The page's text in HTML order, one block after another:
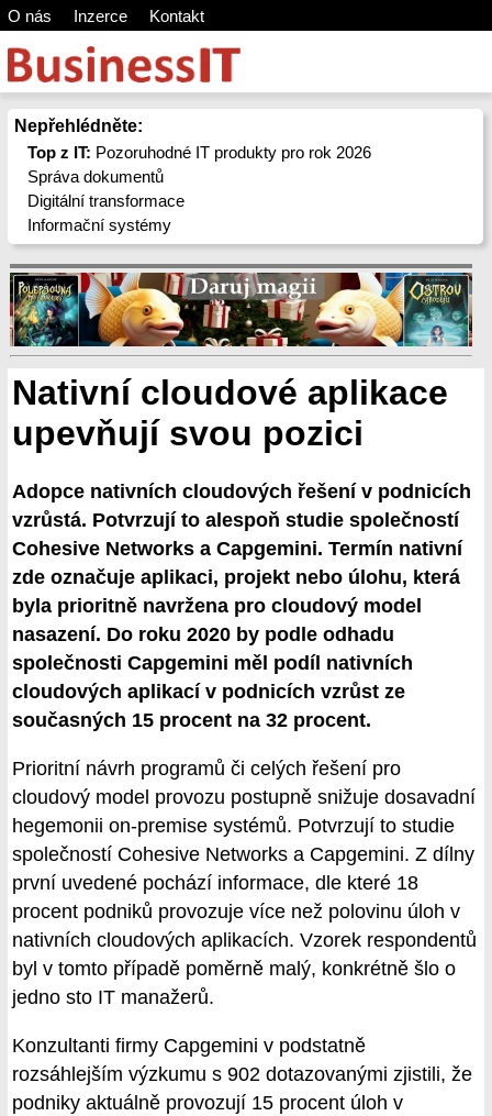
O nás Inzerce Kontakt
Nepřehlédněte:
Top z IT: Pozoruhodné IT produkty pro rok 2026
Správa dokumentů
Digitální transformace
Informační systémy
Nativní cloudové aplikace
upevňují svou pozici
Adopce nativních cloudových řešení v podnicích
vzrůstá. Potvrzují to alespoň studie společností
Cohesive Networks a Capgemini. Termín nativní
zde označuje aplikaci, projekt nebo úlohu, která
byla prioritně navržena pro cloudový model
nasazení. Do roku 2020 by podle odhadu
společnosti Capgemini měl podíl nativních
cloudových aplikací v podnicích vzrůst ze
současných 15 procent na 32 procent.
Prioritní návrh programů či celých řešení pro
cloudový model provozu postupně snižuje dosavadní
hegemonii on-premise systémů. Potvrzují to studie
společností Cohesive Networks a Capgemini. Z dílny
první uvedené pochází informace, dle které 18
procent podniků provozuje více než polovinu úloh v
nativních cloudových aplikacích. Vzorek respondentů
byl v tomto případě poměrně malý, konkrétně šlo o
jedno sto IT manažerů.
Konzultanti firmy Capgemini v podstatně
rozsáhlejším výzkumu s 902 dotazovanými zjistili, že
podniky aktuálně provozují 15 procent úloh v